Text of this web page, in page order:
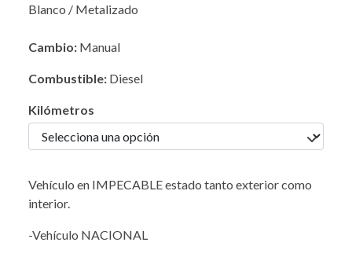
Blanco / Metalizado
Cambio: Manual
Combustible: Diesel
Kilómetros
Vehículo en IMPECABLE estado tanto exterior como
interior.
-Vehículo NACIONAL